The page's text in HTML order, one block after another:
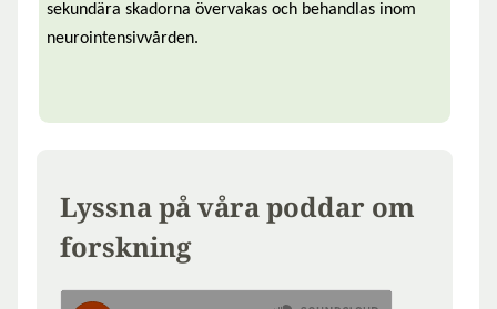
sekundära skadorna övervakas och behandlas inom
neurointensivvården.
Lyssna på våra poddar om
forskning